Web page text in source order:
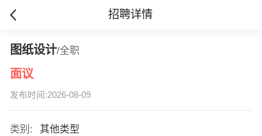
招聘详情
图纸设计/全职
面议
发布时间:2026-08-09
类别:
其他类型